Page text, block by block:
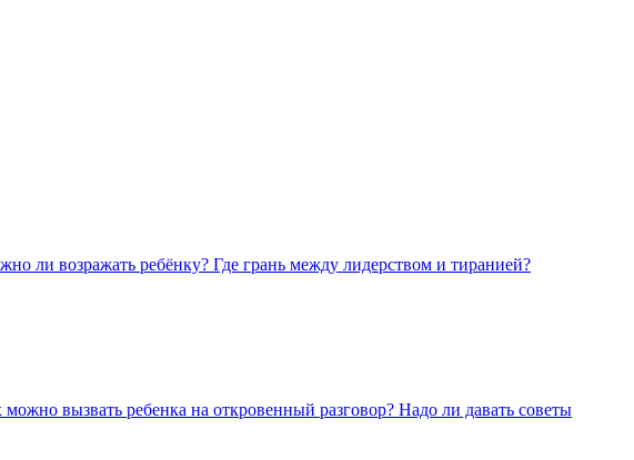
ли возражать ребёнку? Где грань между лидерством и тиранией?
вызвать ребенка на откровенный разговор? Надо ли давать советы